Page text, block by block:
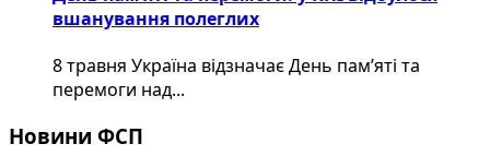
вшанування полеглих
8 травня Україна відзначає День пам’яті та
перемоги над...
Новини ФСП